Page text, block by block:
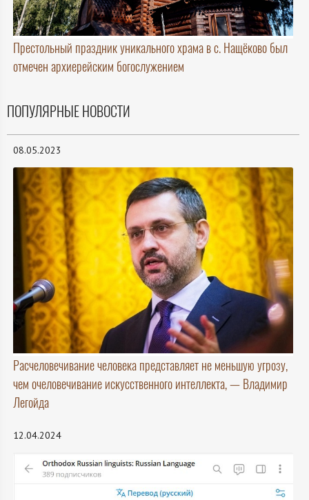
Престольный праздник уникального храма в с. Нащёково был
отмечен архиерейским богослужением
ПОПУЛЯРНЫЕ НОВОСТИ
08.05.2023
Расчеловечивание человека представляет не меньшую угрозу,
чем очеловечивание искусственного интеллекта, — Владимир
Легойда
12.04.2024